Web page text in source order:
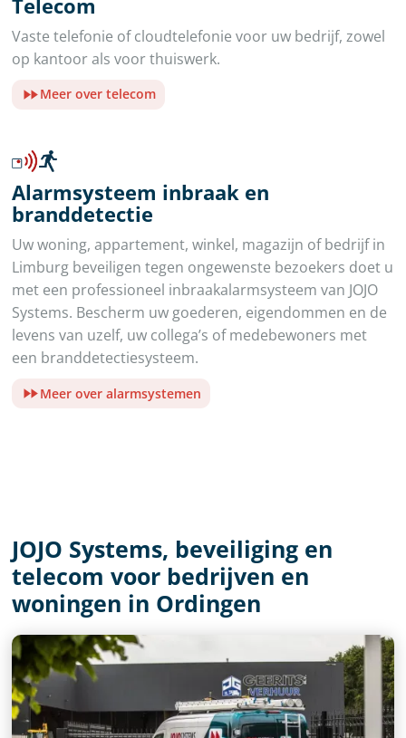
Vaste telefonie of cloudtelefonie voor uw bedrijf, zowel
op kantoor als voor thuiswerk.
Meer over telecom
Alarmsysteem inbraak en
branddetectie
Uw woning, appartement, winkel, magazijn of bedrijf in
Limburg beveiligen tegen ongewenste bezoekers doet u
met een professioneel inbraakalarmsysteem van JOJO
Systems. Bescherm uw goederen, eigendommen en de
levens van uzelf, uw collega’s of medebewoners met
een branddetectiesysteem.
Meer over alarmsystemen
JOJO Systems, beveiliging en
telecom voor bedrijven en
woningen in Ordingen